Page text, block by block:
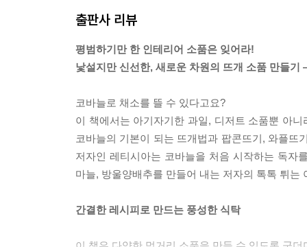
출판사 리뷰
평범하기만 한 인테리어 소품은 잊어라!
낯설지만 신선한, 새로운 차원의 뜨개 소품 만들기
코바늘로 채소를 뜰 수 있다고요?
이 책에서는 아기자기한 과일, 디저트 소품뿐 아
코바늘의 기본이 되는 뜨개법과 팝콘뜨기, 와플
저자인 레티시아는 코바늘을 처음 시작하는 독자
마늘, 방울양배추를 만들어 내는 저자의 톡톡 튀
간결한 레시피로 만드는 풍성한 식탁